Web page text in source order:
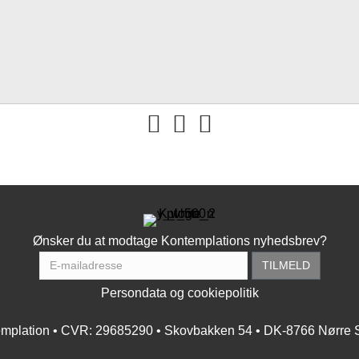
You tube
Ønsker du at modtage Kontemplations nyhedsbrev?
Persondata og cookiepolitik
• CVR: 29685290 • Skovbakken 54 • DK-8766 Nørre